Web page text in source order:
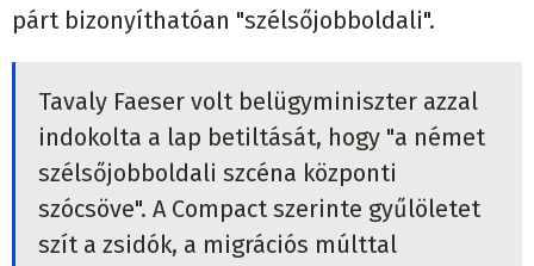
párt bizonyíthatóan "szélsőjobboldali".
Tavaly Faeser volt belügyminiszter azzal
indokolta a lap betiltását, hogy "a német
szélsőjobboldali szcéna központi
szócsöve". A Compact szerinte gyűlöletet
szít a zsidók, a migrációs múlttal